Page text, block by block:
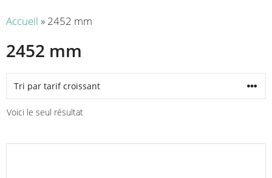
Accueil » 2452 mm
2452 mm
Voici le seul résultat